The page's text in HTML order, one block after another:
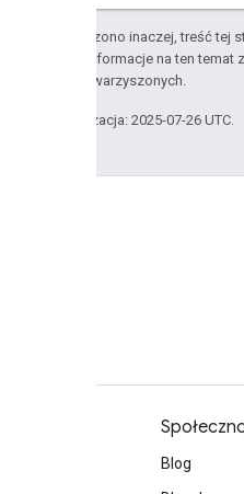
O ile nie stwierdzono inaczej, treść tej
Szczegółowe informacje na ten temat
podmiotów stowarzyszonych.
Ostatnia aktualizacja: 2025-07-26 UTC.
Blog